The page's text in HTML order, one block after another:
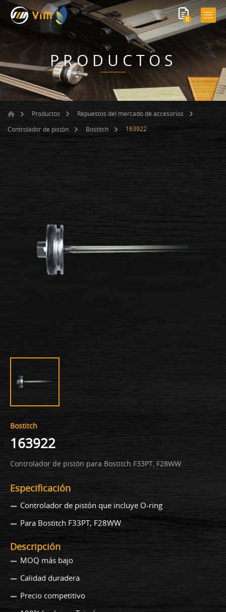
0
PRODUCTOS
Productos
Repuestos del mercado de accesorios
Controlador de pistón
Bostitch 163922
Bostitch
163922
Controlador de pistón para Bostitch F33PT, F28WW
Especificación
Controlador de pistón que incluye O-ring
Para Bostitch F33PT, F28WW
Descripción
MOQ más bajo
Calidad duradera
Precio competitivo